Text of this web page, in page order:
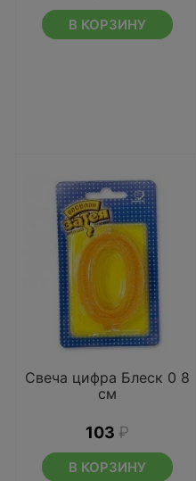
В КОРЗИНУ
Свеча цифра Блеск 0 8
см
103 ₽
В КОРЗИНУ